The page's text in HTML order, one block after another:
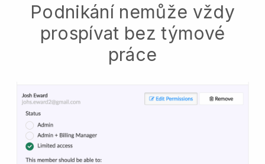
Podnikání nemůže vždy
prospívat bez týmové
práce